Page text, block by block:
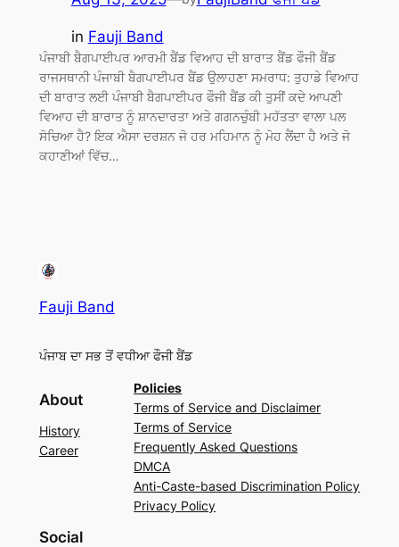
in Fauji Band
ਪੰਜਾਬੀ ਬੈਗਪਾਈਪਰ ਆਰਮੀ ਬੈਂਡ ਵਿਆਹ ਦੀ ਬਾਰਾਤ ਬੈਂਡ ਫੌਜੀ ਬੈਂਡ
ਰਾਜਸਥਾਨੀ ਪੰਜਾਬੀ ਬੈਗਪਾਈਪਰ ਬੈਂਡ ਉਲਾਹਣਾ ਸਮਰਾਧ: ਤੁਹਾਡੇ ਵਿਆਹ
ਦੀ ਬਾਰਾਤ ਲਈ ਪੰਜਾਬੀ ਬੈਗਪਾਈਪਰ ਫੌਜੀ ਬੈਂਡ ਕੀ ਤੁਸੀਂ ਕਦੇ ਆਪਣੀ
ਵਿਆਹ ਦੀ ਬਾਰਾਤ ਨੂੰ ਸ਼ਾਨਦਾਰਤਾ ਅਤੇ ਗਗਨਚੁੰਬੀ ਮਹੱਤਤਾ ਵਾਲਾ ਪਲ
ਸੋਚਿਆ ਹੈ? ਇਕ ਐਸਾ ਦਰਸ਼ਨ ਜੋ ਹਰ ਮਹਿਮਾਨ ਨੂੰ ਮੋਹ ਲੈਂਦਾ ਹੈ ਅਤੇ ਜੋ
ਕਹਾਣੀਆਂ ਵਿੱਚ…
Fauji Band
ਪੰਜਾਬ ਦਾ ਸਭ ਤੋਂ ਵਧੀਆ ਫੌਜੀ ਬੈਂਡ
About
History
Career
Policies
Terms of Service and Disclaimer
Terms of Service
Frequently Asked Questions
DMCA
Anti-Caste-based Discrimination Policy
Privacy Policy
Social